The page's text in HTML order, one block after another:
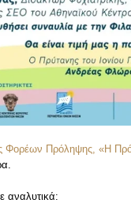
Φορέων Πρόληψης, «Η
αναλυτικά: